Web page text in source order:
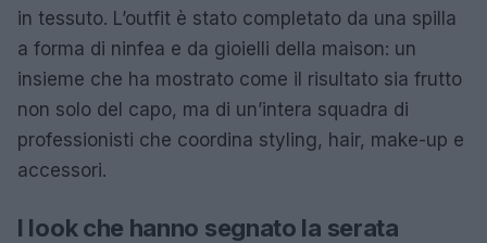
in tessuto. L’outfit è stato completato da una spilla
a forma di ninfea e da gioielli della maison: un
insieme che ha mostrato come il risultato sia frutto
non solo del capo, ma di un’intera squadra di
professionisti che coordina styling, hair, make-up e
accessori.
I look che hanno segnato la serata